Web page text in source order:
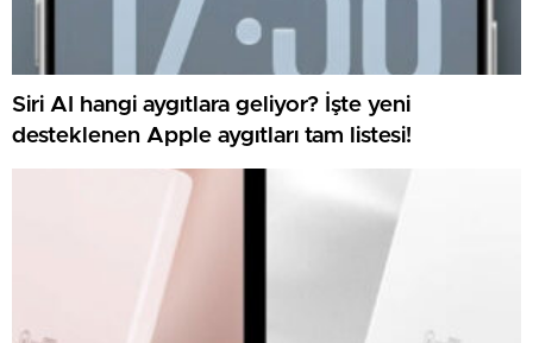
Siri AI hangi aygıtlara geliyor? İşte yeni
desteklenen Apple aygıtları tam listesi!